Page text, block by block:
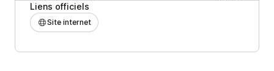
Liens officiels
Site internet